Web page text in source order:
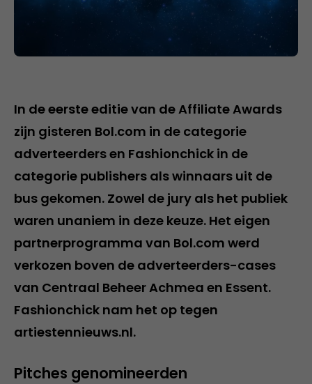
In de eerste editie van de Affiliate Awards
zijn gisteren Bol.com in de categorie
adverteerders en Fashionchick in de
categorie publishers als winnaars uit de
bus gekomen. Zowel de jury als het publiek
waren unaniem in deze keuze. Het eigen
partnerprogramma van Bol.com werd
verkozen boven de adverteerders-cases
van Centraal Beheer Achmea en Essent.
Fashionchick nam het op tegen
artiestennieuws.nl.
Pitches genomineerden